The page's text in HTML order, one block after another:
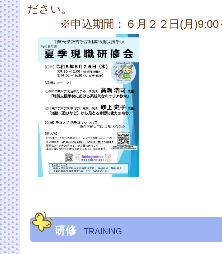
ださい。
※申込期間：６月２２日(月)9:00
研修 TRAINING